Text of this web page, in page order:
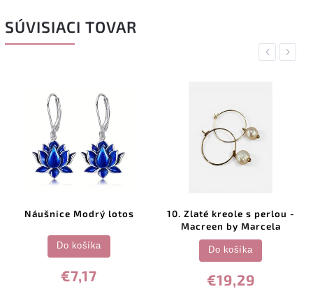
SÚVISIACI TOVAR
Previous
Náušnice Modrý lotos
€7,17
Do košíka
10. Zlaté kreole s perlou -
Macreen by Marcela
€19,29
Do košíka
Next